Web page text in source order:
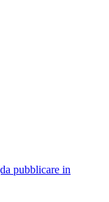
pubblicare in